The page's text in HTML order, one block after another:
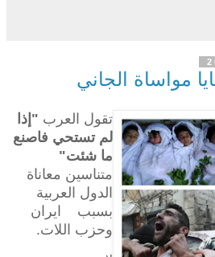
مواساة الجاني
تقول العرب "إذا
لم تستحي فاصنع
ما شئت"
متناسين معاناة
الدول العربية
بسبب ايران
وحزب اللات.